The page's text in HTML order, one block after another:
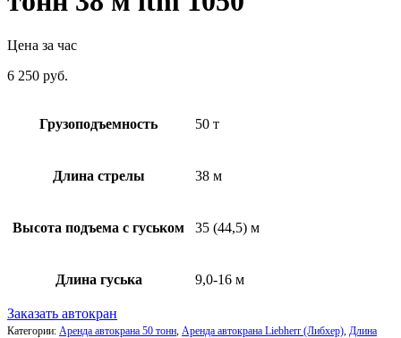
Цена за час
6 250 руб.
Грузоподъемность 50 т
Длина стрелы 38 м
Высота подъема с гуськом 35 (44,5) м
Длина гуська 9,0-16 м
Заказать автокран
Категории: Аренда автокрана 50 тонн, Аренда автокрана Liebherr (Либхер), Длина